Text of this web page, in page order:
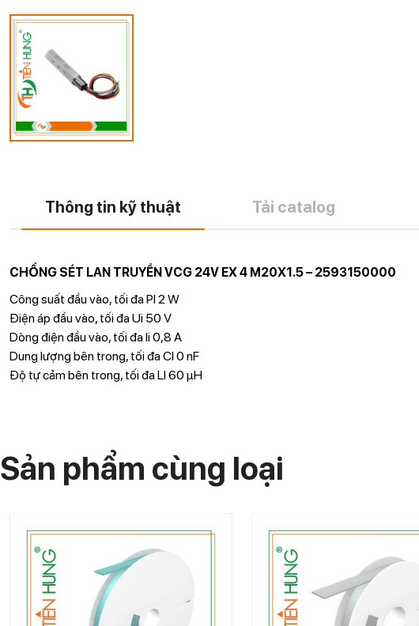
Thông tin kỹ thuật Tải catalog
CHỐNG SÉT LAN TRUYỀN VCG 24V EX 4 M20X1.5 – 2593150000
Công suất đầu vào, tối đa PI 2 W
Điện áp đầu vào, tối đa Ui 50 V
Dòng điện đầu vào, tối đa Ii 0,8 A
Dung lượng bên trong, tối đa CI 0 nF
Độ tự cảm bên trong, tối đa LI 60 µH
Sản phẩm cùng loại